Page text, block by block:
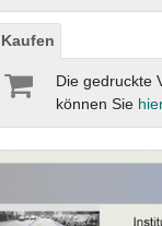
Kaufen
Die gedruckte
können Sie